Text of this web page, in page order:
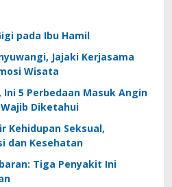
pada Ibu Hamil
Jajaki Kerjasama
Wisata
Ini 5 Perbedaan Masuk Angin
Diketahui
Kehidupan Seksual,
dan Kesehatan
Tiga Penyakit Ini